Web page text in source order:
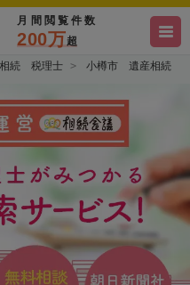
月間閲覧件数
200万超
続 税理士 小樽市 遺産相続